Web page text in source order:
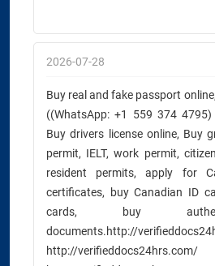
2026-07-28
Buy real and fake passport
((WhatsApp: +1 559 374 4795)
Buy drivers license online, Buy
permit, IELT, work permit,
resident permits, apply for
certificates, buy Canadian ID
cards, buy
documents.http://
http://verifieddocs24hrs.com/